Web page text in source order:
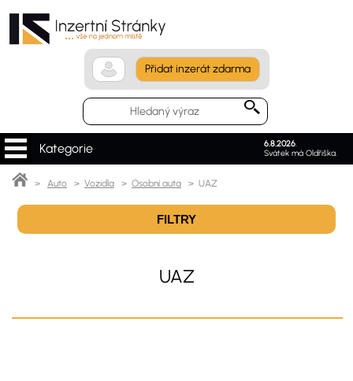
Přidat inzerát zdarma
6.8.2026.
Svátek má Oldřiška.
Kategorie
> Auto > Vozidla > Osobní auta > UAZ
FILTRY
UAZ